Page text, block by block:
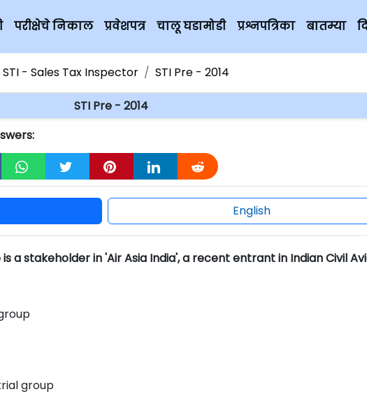
परीक्षेचे निकाल प्रवेशपत्र चालू घडामोडी प्रश्नपत्रिका बातम्या
STI - Sales Tax Inspector STI Pre - 2014
STI Pre - 2014
English
a stakeholder in 'Air Asia India', a recent entrant in Indian Civil
group